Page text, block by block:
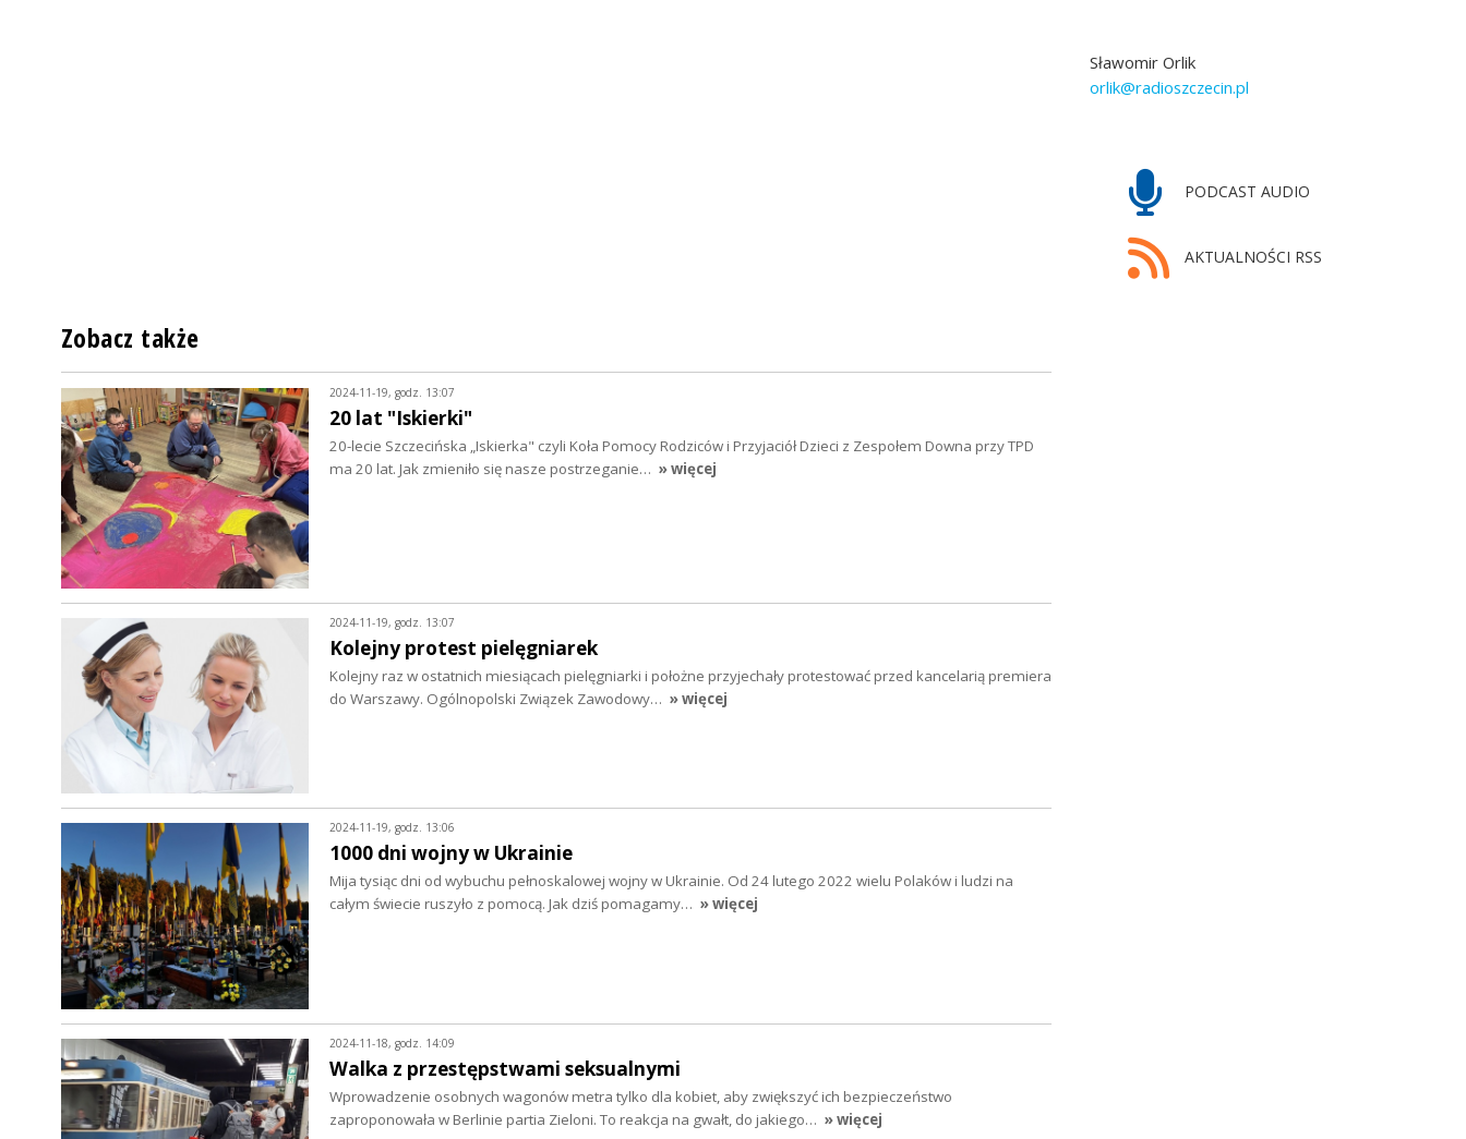
Sławomir Orlik
orlik@radioszczecin.pl
PODCAST AUDIO
AKTUALNOŚCI RSS
Zobacz także
2024-11-19, godz. 13:07
20 lat "Iskierki"
20-lecie Szczecińska „Iskierka" czyli Koła Pomocy Rodziców i Przyjaciół Dzieci z Zespołem Downa przy TPD
ma 20 lat. Jak zmieniło się nasze postrzeganie… » więcej
2024-11-19, godz. 13:07
Kolejny protest pielęgniarek
Kolejny raz w ostatnich miesiącach pielęgniarki i położne przyjechały protestować przed kancelarią premiera
do Warszawy. Ogólnopolski Związek Zawodowy… » więcej
2024-11-19, godz. 13:06
1000 dni wojny w Ukrainie
Mija tysiąc dni od wybuchu pełnoskalowej wojny w Ukrainie. Od 24 lutego 2022 wielu Polaków i ludzi na
całym świecie ruszyło z pomocą. Jak dziś pomagamy… » więcej
2024-11-18, godz. 14:09
Walka z przestępstwami seksualnymi
Wprowadzenie osobnych wagonów metra tylko dla kobiet, aby zwiększyć ich bezpieczeństwo
zaproponowała w Berlinie partia Zieloni. To reakcja na gwałt, do jakiego… » więcej